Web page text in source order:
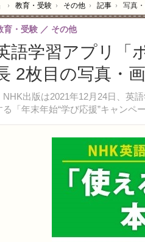
› 教育・受験 › その他 › 記事 › 写真
語学習アプリ「
2枚目の写真・
出版は2021年12月24日、英
る「年末年始“学び応援”キャンペ
育・受験 その他